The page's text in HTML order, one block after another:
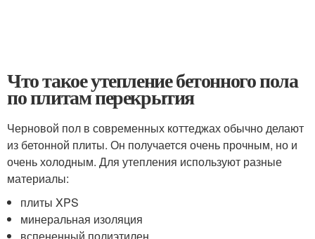
Что такое утепление бетонного пола
по плитам перекрытия
Черновой пол в современных коттеджах обычно делают
из бетонной плиты. Он получается очень прочным, но и
очень холодным. Для утепления используют разные
материалы:
плиты XPS
минеральная изоляция